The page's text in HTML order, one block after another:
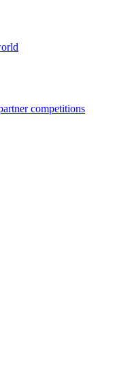
competitions